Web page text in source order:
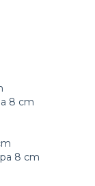
8 cm
8 cm